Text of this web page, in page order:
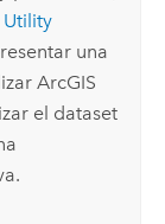
Utility
una
ArcGIS
el dataset